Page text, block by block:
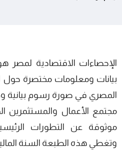
الإحصاءات الاقتصادية
بيانات ومعلومات مختصرة حول
المصري في صورة رسوم بيانية
مجتمع الأعمال والمستثمرين
موثوقة عن التطورات
وتغطي هذه الطبعة السنة المالية 2015/